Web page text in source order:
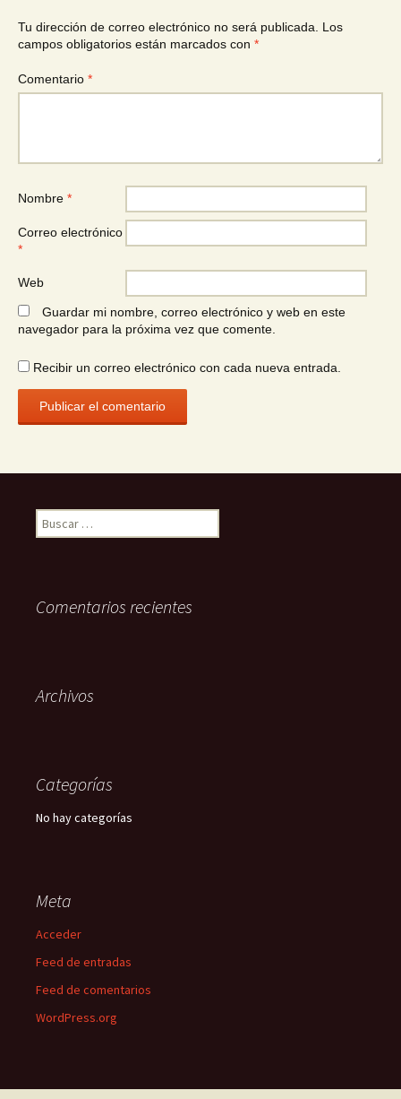
Tu dirección de correo electrónico no será publicada.
Los
campos obligatorios están marcados con *
Comentario *
Nombre *
Correo electrónico
*
Web
Guardar mi nombre, correo electrónico y web en este
navegador para la próxima vez que comente.
Recibir un correo electrónico con cada nueva entrada.
Buscar:
Comentarios recientes
Archivos
Categorías
No hay categorías
Meta
Acceder
Feed de entradas
Feed de comentarios
WordPress.org